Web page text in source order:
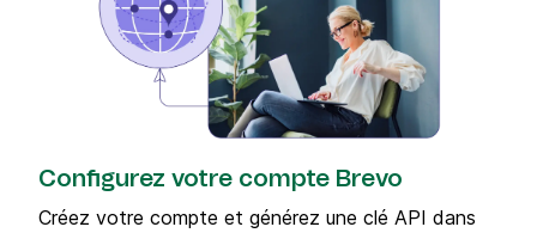
Configurez votre compte Brevo
Créez votre compte et générez une clé API dans